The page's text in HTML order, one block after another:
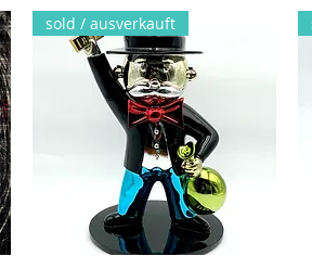
sold / ausverkauft